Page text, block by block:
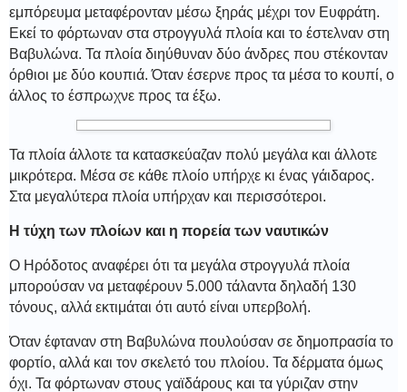
εμπόρευμα μεταφέρονταν μέσω ξηράς μέχρι τον Ευφράτη.
Εκεί το φόρτωναν στα στρογγυλά πλοία και το έστελναν στη
Βαβυλώνα. Τα πλοία διηύθυναν δύο άνδρες που στέκονταν
όρθιοι με δύο κουπιά. Όταν έσερνε προς τα μέσα το κουπί, ο
άλλος το έσπρωχνε προς τα έξω.
Τα πλοία άλλοτε τα κατασκεύαζαν πολύ μεγάλα και άλλοτε
μικρότερα. Μέσα σε κάθε πλοίο υπήρχε κι ένας γάιδαρος.
Στα μεγαλύτερα πλοία υπήρχαν και περισσότεροι.
Η τύχη των πλοίων και η πορεία των ναυτικών
Ο Ηρόδοτος αναφέρει ότι τα μεγάλα στρογγυλά πλοία
μπορούσαν να μεταφέρουν 5.000 τάλαντα δηλαδή 130
τόνους, αλλά εκτιμάται ότι αυτό είναι υπερβολή.
Όταν έφταναν στη Βαβυλώνα πουλούσαν σε δημοπρασία το
φορτίο, αλλά και τον σκελετό του πλοίου. Τα δέρματα όμως
όχι. Τα φόρτωναν στους γαϊδάρους και τα γύριζαν στην